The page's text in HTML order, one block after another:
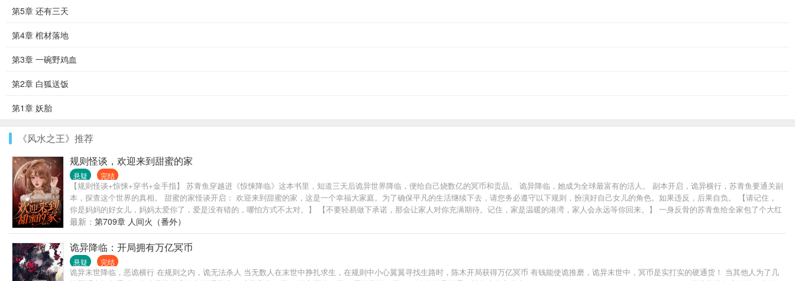
第5章 还有三天
第4章 棺材落地
第3章 一碗野鸡血
第2章 白狐送饭
第1章 妖胎
《风水之王》推荐
规则怪谈，欢迎来到甜蜜的家
悬疑 完结
【规则怪谈+惊悚+穿书+金手指】 苏青鱼穿越进《惊悚降临》这本书里，知道三天后诡异世界降临，便给自己烧数亿的冥币和贡品。 诡异降临，她成为全球最富有的活人。 副本开启，诡异横行，苏青鱼要通关副
本，探查这个世界的真相。 甜蜜的家怪谈开启： 欢迎来到甜蜜的家，这是一个幸福大家庭。为了确保平凡的生活继续下去，请您务必遵守以下规则，扮演好自己女儿的角色。如果违反，后果自负。 【请记住，
你是妈妈的好女儿，妈妈太爱你了，爱是没有错的，哪怕方式不太对。】 【不要轻易做下承诺，那会让家人对你充满期待。记住，家是温暖的港湾，家人会永远等你回来。】 一身反骨的苏青鱼给全家包了个大红
包，在家人的鞠躬中，离开家门。
最新： 第709章 人间火（番外）
诡异降临：开局拥有万亿冥币
悬疑 完结
诡异末世降临，恶诡横行 在规则之内，诡无法杀人 当无数人在末世中挣扎求生，在规则中小心翼翼寻找生路时，陈木开局获得万亿冥币 有钱能使诡推磨，诡异末世中，冥币是实打实的硬通货！ 当其他人为了几